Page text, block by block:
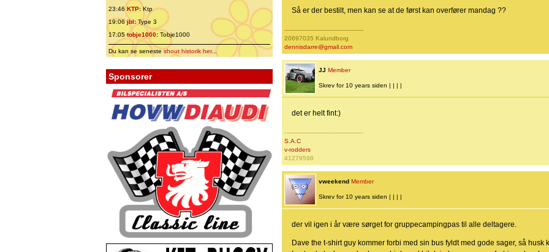
23:46 KTP:Ktp
19:06jbl:Type 3
17:05tobje1000: Tobje1000
Du kan se senesteshout historik her...
Sponsorer
Så er der bestilt, men kan se at de først kan overfører mandag ??
-------------------------------------------
20697035 Kalundborg
dennisdarre@gmail.com
JJ Member
Skrev for 10 years siden | | | |
det er helt fint:)
-------------------------------------------
S.A.C
v-rodders
41279598
vweekend Member
Skrev for 10 years siden | | | |
der vil igen i år være sørget for gruppecampingpas til alle deltagere.
Dave the t-shirt guy kommer forbi med sin bus fyldt med gode sager, så husk